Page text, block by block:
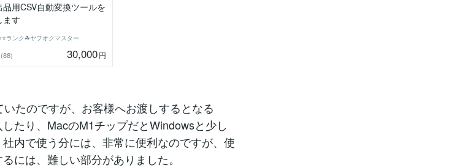
品用CSV自動変換ツールを
ます
ランク☘ヤフオクマスター
(88) 30,000円
たのですが、お客様へお渡しするとなる
たり、MacのM1チップだとWindowsと少し
内で使う分には、非常に便利なのですが、使
には、難しい部分がありました。